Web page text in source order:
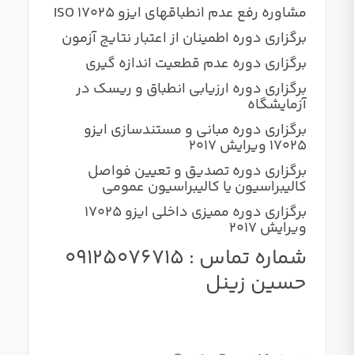
مشاوره رفع عدم انطباقهای ایزو ISO 17025
برگزاری دوره اطمینان از اعتبار نتایج آزمون
برگزاری دوره عدم قطعیت اندازه گیری
برگزاری دوره ارزیابی انطباق و ریسک در
آزمایشگاه
برگزاری دوره مبانی و مستندسازی ایزو
17025 ویرایش 2017
برگزاری دوره تصدیق و تعیین فواصل
کالیبراسیون یا کالیبراسیون عمومی
برگزاری دوره ممیزی داخلی ایزو 17025
ویرایش 2017
شماره تماس : 09125076715
حسین زینل